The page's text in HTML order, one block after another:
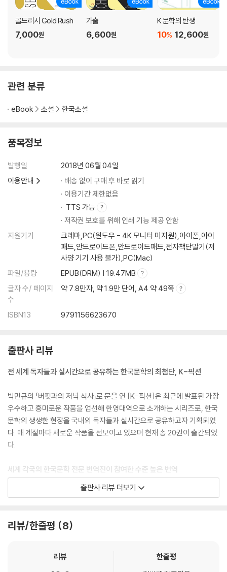
골드러시 Gold Rush
7,000원
가출
6,600원
K 문학의 탄생
12,600원
10%
관련 분류
eBook 소설 한국소설
품목정보
발행일
2018년 06월 04일
이용안내
배송 없이 구매 후 바로 읽기
이용기간 제한없음
TTS 가능
저작권 보호를 위해 인쇄 기능 제공 안함
지원기기
크레마,PC(윈도우 - 4K 모니터 미지원),아이폰,아이
패드,안드로이드폰,안드로이드패드,전자책단말기(저
사양 기기 사용 불가),PC(Mac)
파일/용량
EPUB(DRM) | 19.47MB
글자 수/ 페이지
수
약 7.8만자, 약 1.9만 단어, A4 약 49쪽
ISBN13 9791156623670
출판사 리뷰
전 세계 독자들과 실시간으로 공유하는 한국문학의 최첨단, K-픽션
박민규의 「버핏과의 저녁 식사」로 문을 연 [K-픽션]은 최근에 발표된 가장
우수하고 흥미로운 작품을 엄선해 한영대역으로 소개하는 시리즈로, 한국
문학의 생생한 현장을 국내외 독자들과 실시간으로 공유하고자 기획되었
다. 매 계절마다 새로운 작품을 선보이고 있으며 현재 총 20권이 출간되었
다.
세계 각국의 한국문학 전문 번역진이 참여한 수준 높은 번역
하버드대학교 한국학 연구원, 코리아타임즈 현대문학번역상 수상 번역가
욱 높이고자 심혈을 기울였다. 번역은 제2의 창작물이라는 수식어가 붙을
지난한 작업의 결과물이다. 작품의 내용을 그대로 옮기면서도 해외 영어권
출판사 리뷰 더보기
리뷰/한줄평 8
리뷰
한줄평